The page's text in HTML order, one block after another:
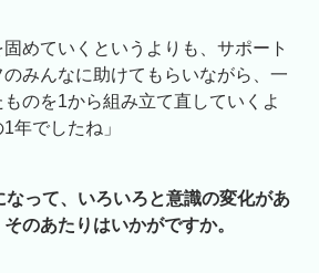
固めていくというよりも、サポート
のみんなに助けてもらいながら、一
のを1から組み立て直していくよ
年でしたね」
って、いろいろと意識の変化があ
のあたりはいかがですか。